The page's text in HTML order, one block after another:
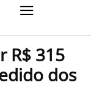
R$ 315
dos